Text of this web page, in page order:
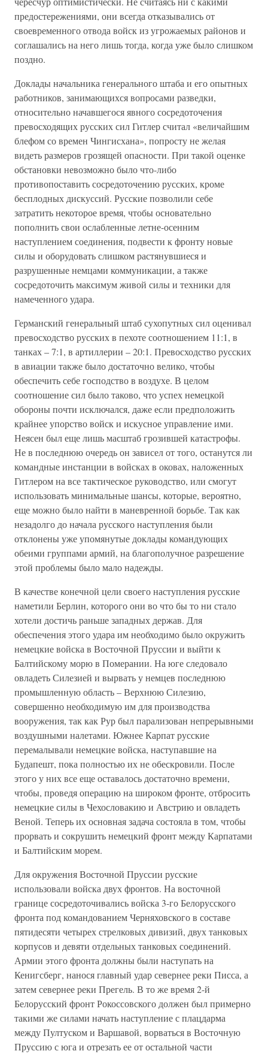
предостережениями, они всегда отказывались от
своевременного отвода войск из угрожаемых районов и
соглашались на него лишь тогда, когда уже было слишком
поздно.
Доклады начальника генерального штаба и его опытных
работников, занимающихся вопросами разведки,
относительно начавшегося явного сосредоточения
превосходящих русских сил Гитлер считал «величайшим
блефом со времен Чингисхана», попросту не желая
видеть размеров грозящей опасности. При такой оценке
обстановки невозможно было что-либо
противопоставить сосредоточению русских, кроме
бесплодных дискуссий. Русские позволили себе
затратить некоторое время, чтобы основательно
пополнить свои ослабленные летне-осенним
наступлением соединения, подвести к фронту новые
силы и оборудовать слишком растянувшиеся и
разрушенные немцами коммуникации, а также
сосредоточить максимум живой силы и техники для
намеченного удара.
Германский генеральный штаб сухопутных сил оценивал
превосходство русских в пехоте соотношением 11:1, в
танках – 7:1, в артиллерии – 20:1. Превосходство русских
в авиации также было достаточно велико, чтобы
обеспечить себе господство в воздухе. В целом
соотношение сил было таково, что успех немецкой
обороны почти исключался, даже если предположить
крайнее упорство войск и искусное управление ими.
Неясен был еще лишь масштаб грозившей катастрофы.
Не в последнюю очередь он зависел от того, останутся ли
командные инстанции в войсках в оковах, наложенных
Гитлером на все тактическое руководство, или смогут
использовать минимальные шансы, которые, вероятно,
еще можно было найти в маневренной борьбе. Так как
незадолго до начала русского наступления были
отклонены уже упомянутые доклады командующих
обеими группами армий, на благополучное разрешение
этой проблемы было мало надежды.
В качестве конечной цели своего наступления русские
наметили Берлин, которого они во что бы то ни стало
хотели достичь раньше западных держав. Для
обеспечения этого удара им необходимо было окружить
немецкие войска в Восточной Пруссии и выйти к
Балтийскому морю в Померании. На юге следовало
овладеть Силезией и вырвать у немцев последнюю
промышленную область – Верхнюю Силезию,
совершенно необходимую им для производства
вооружения, так как Рур был парализован непрерывными
воздушными налетами. Южнее Карпат русские
перемалывали немецкие войска, наступавшие на
Будапешт, пока полностью их не обескровили. После
этого у них все еще оставалось достаточно времени,
чтобы, проведя операцию на широком фронте, отбросить
немецкие силы в Чехословакию и Австрию и овладеть
Веной. Теперь их основная задача состояла в том, чтобы
прорвать и сокрушить немецкий фронт между Карпатами
и Балтийским морем.
Для окружения Восточной Пруссии русские
использовали войска двух фронтов. На восточной
границе сосредоточивались войска 3-го Белорусского
фронта под командованием Черняховского в составе
пятидесяти четырех стрелковых дивизий, двух танковых
корпусов и девяти отдельных танковых соединений.
Армии этого фронта должны были наступать на
Кенигсберг, нанося главный удар севернее реки Писса, а
затем севернее реки Прегель. В то же время 2-й
Белорусский фронт Рокоссовского должен был примерно
такими же силами начать наступление с плацдарма
между Пултуском и Варшавой, ворваться в Восточную
Пруссию с юга и отрезать ее от остальной части